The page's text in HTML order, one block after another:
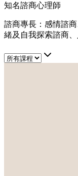
知名諮商心理師
諮商專長：感情諮
緒及自我探索諮商